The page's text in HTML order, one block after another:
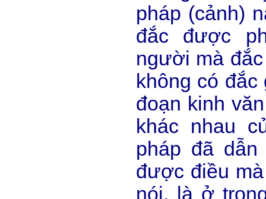
pháp (cảnh)
đắc được
người mà
không có
đoạn kinh
khác nhau
pháp đã
được điều
nói, là ở